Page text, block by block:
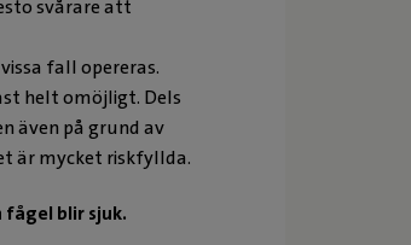
svårare att
fall opereras.
helt omöjligt. Dels
även på grund av
är mycket riskfyllda.
fågel blir sjuk.